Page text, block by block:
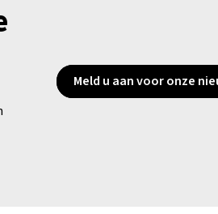
Meld u aan voor onze